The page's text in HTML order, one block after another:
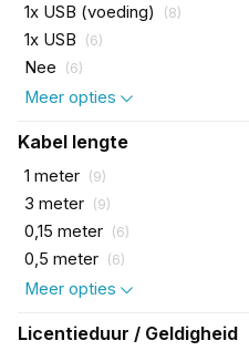
1x USB (voeding) (8)
1x USB (6)
Nee (6)
Meer opties
Kabel lengte
1 meter (9)
3 meter (9)
0,15 meter (6)
0,5 meter (6)
Meer opties
Licentieduur / Geldigheid